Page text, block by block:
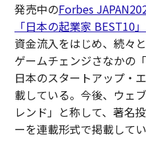
発売中のForbes
「日本の起業家 BEST10」
資金流入をはじめ、続々
ゲームチェンジさなかの
日本のスタートアップ・
載している。今後、ウェ
レンド」と称して、著名
ーを連載形式で掲載してい